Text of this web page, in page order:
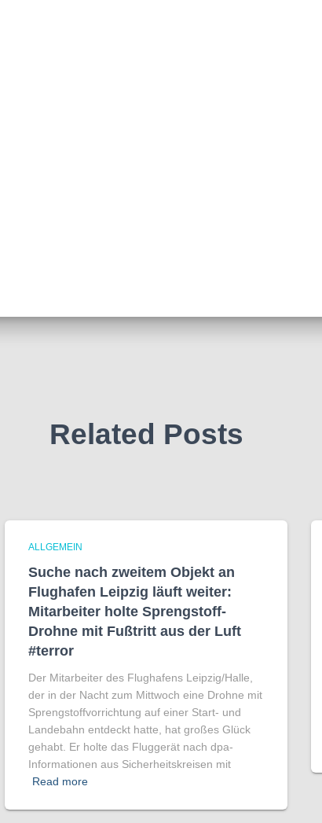
Related Posts
ALLGEMEIN
Suche nach zweitem Objekt an
Flughafen Leipzig läuft weiter:
Mitarbeiter holte Sprengstoff-
Drohne mit Fußtritt aus der Luft
#terror
Der Mitarbeiter des Flughafens Leipzig/Halle,
der in der Nacht zum Mittwoch eine Drohne mit
Sprengstoffvorrichtung auf einer Start- und
Landebahn entdeckt hatte, hat großes Glück
gehabt. Er holte das Fluggerät nach dpa-
Informationen aus Sicherheitskreisen mit
Read more